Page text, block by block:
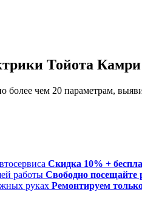
Тойота
чем 20 параметрам,
Скидка 10% +
Свободно посещайте
Ремонтируем